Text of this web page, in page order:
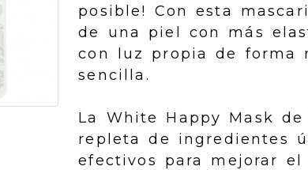
posible! Con esta
de una piel con más
con luz propia de forma
sencilla.
La White Happy Mask
repleta de ingredientes
efectivos para mejorar